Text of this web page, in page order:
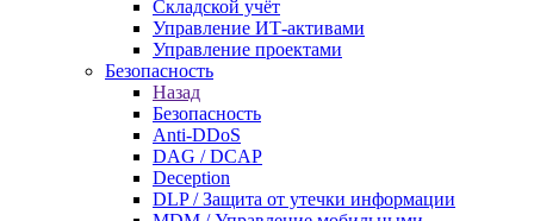
Складской учёт
Управление ИТ-активами
Управление проектами
Безопасность
Назад
Безопасность
Anti-DDoS
DAG / DCAP
Deception
DLP / Защита от утечки информации